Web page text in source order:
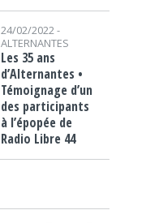
24/02/2022 -
ALTERNANTES
Les 35 ans
d’Alternantes •
Témoignage d’un
des participants
à l’épopée de
Radio Libre 44